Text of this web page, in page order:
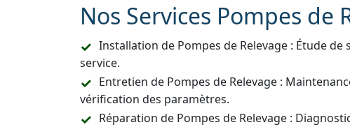
Nos Services Pompes de
Installation de Pompes de Relevage : Étude
service.
Entretien de Pompes de Relevage :
vérification des paramètres.
Réparation de Pompes de Relevage :